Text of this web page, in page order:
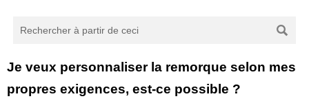

Je veux personnaliser la remorque selon mes
propres exigences, est-ce possible ?